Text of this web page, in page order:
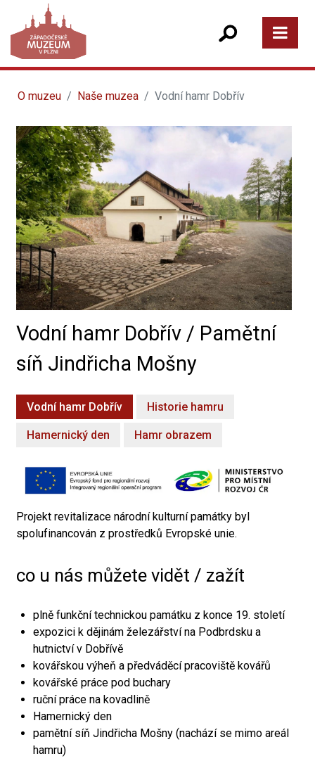
O muzeu Naše muzea Vodní hamr Dobřív
Vodní hamr Dobřív / Pamětní
síň Jindřicha Mošny
Vodní hamr Dobřív Historie hamru
Hamernický den Hamr obrazem
Projekt revitalizace národní kulturní památky byl
spolufinancován z prostředků Evropské unie.
co u nás můžete vidět / zažít
plně funkční technickou památku z konce 19. století
expozici k dějinám železářství na Podbrdsku a
hutnictví v Dobřívě
kovářskou výheň a předváděcí pracoviště kovářů
kovářské práce pod buchary
ruční práce na kovadlině
Hamernický den
pamětní síň Jindřicha Mošny (nachází se mimo areál
hamru)